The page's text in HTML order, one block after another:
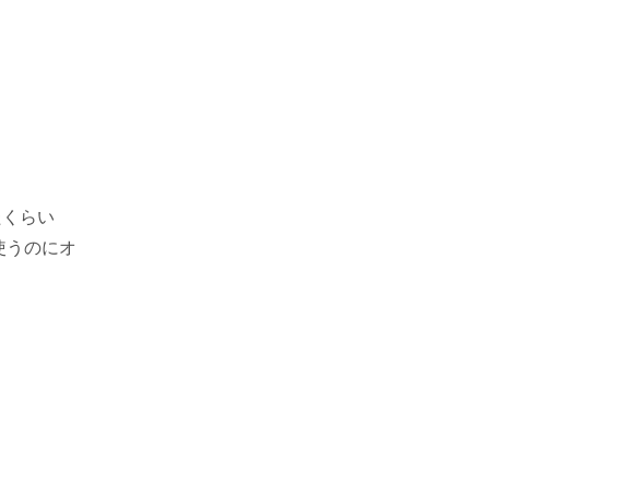
らい
のにオ